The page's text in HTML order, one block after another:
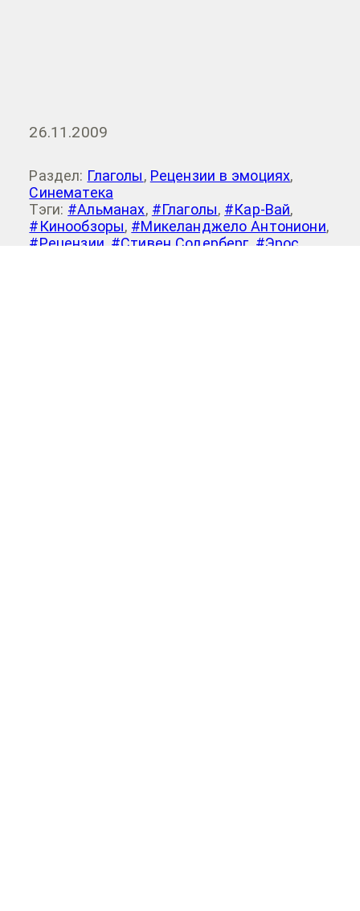
26.11.2009
Раздел: Глаголы, Рецензии в эмоциях,
Синематека
Тэги: #Альманах, #Глаголы, #Кар-Вай,
#Кинообзоры, #Микеланджело Антониони,
#Рецензии #Стивен Содерберг #Эрос